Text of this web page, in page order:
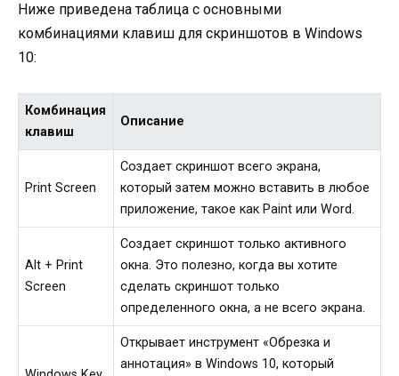
Ниже приведена таблица с основными
комбинациями клавиш для скриншотов в Windows
10:
Комбинация
клавиш
Описание
Print Screen
Создает скриншот всего экрана,
который затем можно вставить в любое
приложение, такое как Paint или Word.
Alt + Print
Screen
Создает скриншот только активного
окна. Это полезно, когда вы хотите
сделать скриншот только
определенного окна, а не всего экрана.
Открывает инструмент «Обрезка и
аннотация» в Windows 10, который